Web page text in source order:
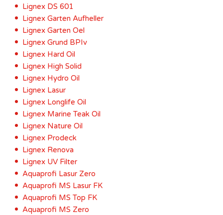
Lignex DS 601
Lignex Garten Aufheller
Lignex Garten Oel
Lignex Grund BPIv
Lignex Hard Oil
Lignex High Solid
Lignex Hydro Oil
Lignex Lasur
Lignex Longlife Oil
Lignex Marine Teak Oil
Lignex Nature Oil
Lignex Prodeck
Lignex Renova
Lignex UV Filter
Aquaprofi Lasur Zero
Aquaprofi MS Lasur FK
Aquaprofi MS Top FK
Aquaprofi MS Zero